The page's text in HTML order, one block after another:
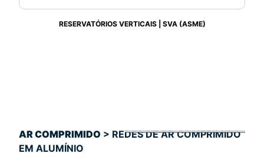
RESERVATÓRIOS VERTICAIS | SVA (ASME)
AR COMPRIMIDO > REDES DE AR COMPRIMIDO
EM ALUMÍNIO